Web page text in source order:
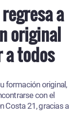
a
original
todos
formación original,
con el
Costa 21, gracias a